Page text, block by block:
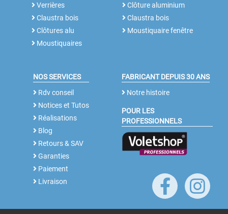
Verrières
Claustra bois
Clôtures alu
Moustiquaires
Clôture aluminium
Claustra bois
Moustiquaire fenêtre
NOS SERVICES
Rdv conseil
Notices et Tutos
Réalisations
Blog
Retours & SAV
Garanties
Paiement
Livraison
FABRICANT DEPUIS 30 ANS
Notre histoire
POUR LES
PROFESSIONNELS